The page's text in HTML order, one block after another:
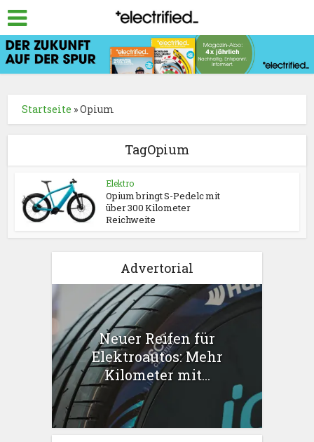
Startseite »Opium
TagOpium
Elektro
Opium bringt S-Pedelc mit
über 300 Kilometer
Reichweite
Advertorial
Neuer Reifen für
Elektroautos: Mehr
Kilometer mit...